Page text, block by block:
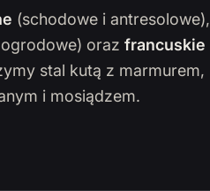
(schodowe i antresolowe),
oraz francuskie
stal kutą z marmurem,
i mosiądzem.